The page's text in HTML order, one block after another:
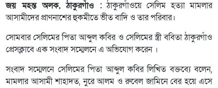
জয় মহন্ত অলক, ঠাকুরগাঁও : ঠাকুরগাঁওয়ে সেলিম হত্যা মামলার
আসামীদের প্রাণনাশের হুকমীতে ভীত বাদি ও তার পরিবার।
সোমবার সেলিমের পিতা আব্দুল কবির ও সেলিমের স্ত্রী ববিতা ঠাকুরগাঁও
প্রেসক্লাবে এক সংবাদ সম্মেলনে এ অভিযোগ করেন ।
সংবাদ সম্মেলনে সেলিমের পিতা আব্দুল কবির লিখিত বক্তব্যে বলেন,
মামলার আসামী শাহাদত, নুরে আলম ও রুবেল জামিনে বের হয়ে এসে